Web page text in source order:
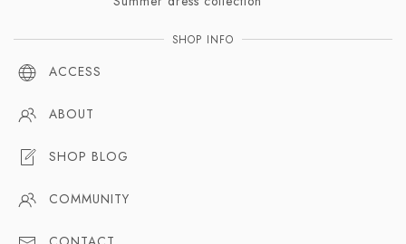
SHOP INFO
ACCESS
ABOUT
SHOP BLOG
COMMUNITY